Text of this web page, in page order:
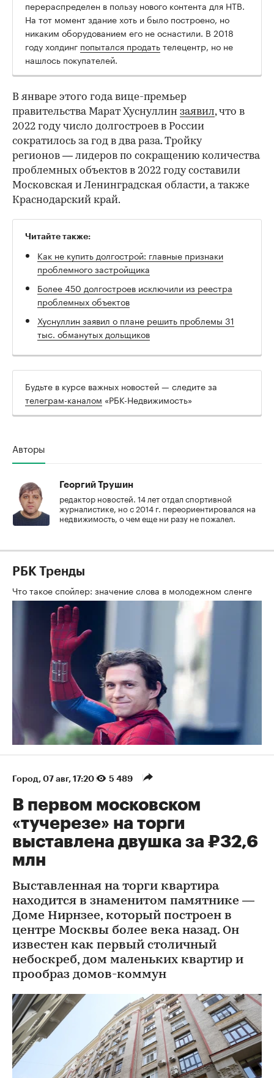
перераспределен в пользу нового контента для НТВ.
На тот момент здание хоть и было построено, но
никаким оборудованием его не оснастили. В 2018
году холдинг попытался продатьтелецентр, но не
нашлось покупателей.
В январе этого года вице-премьер
правительства Марат Хуснуллин заявил, что в
2022 году число долгостроев в России
сократилось за год в два раза. Тройку
регионов — лидеров по сокращению количества
проблемных объектов в 2022 году составили
Московская и Ленинградская области, а также
Краснодарский край.
Читайте также:
Как не купить долгострой: главные признаки
проблемного застройщика
Более 450 долгостроев исключили из реестра
проблемных объектов
Хуснуллин заявил о плане решить проблемы 31
тыс. обманутых дольщиков
Будьте в курсе важных новостей — следите за
телеграм-каналом «РБК-Недвижимость»
Авторы
Георгий Трушин
редактор новостей. 14 лет отдал спортивной
журналистике, но с 2014 г. переориентировался на
недвижимость, о чем еще ни разу не пожалел.
РБК Тренды
Что такое спойлер: значение слова в молодежном сленге
Город 07 авг, 17:20 5 489
В первом московском
«тучерезе» на торги
выставлена двушка за ₽32,6
млн
Выставленная на торги квартира
находится в знаменитом памятнике —
Доме Нирнзее, который построен в
центре Москвы более века назад. Он
известен как первый столичный
небоскреб, дом маленьких квартир и
прообраз домов-коммун